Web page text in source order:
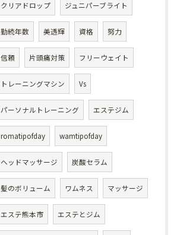
クリアドロップ ジュニパーブライト
勤続年数 美透輝 資格 努力
信頼 片頭痛対策 フリーウェイト
トレーニングマシン Vs
パーソナルトレーニング エステジム
romatipofday wamtipofday
ヘッドマッサージ 炭酸セラム
髪のボリューム ワムネス マッサージ
エステ熊本市 エステとジム